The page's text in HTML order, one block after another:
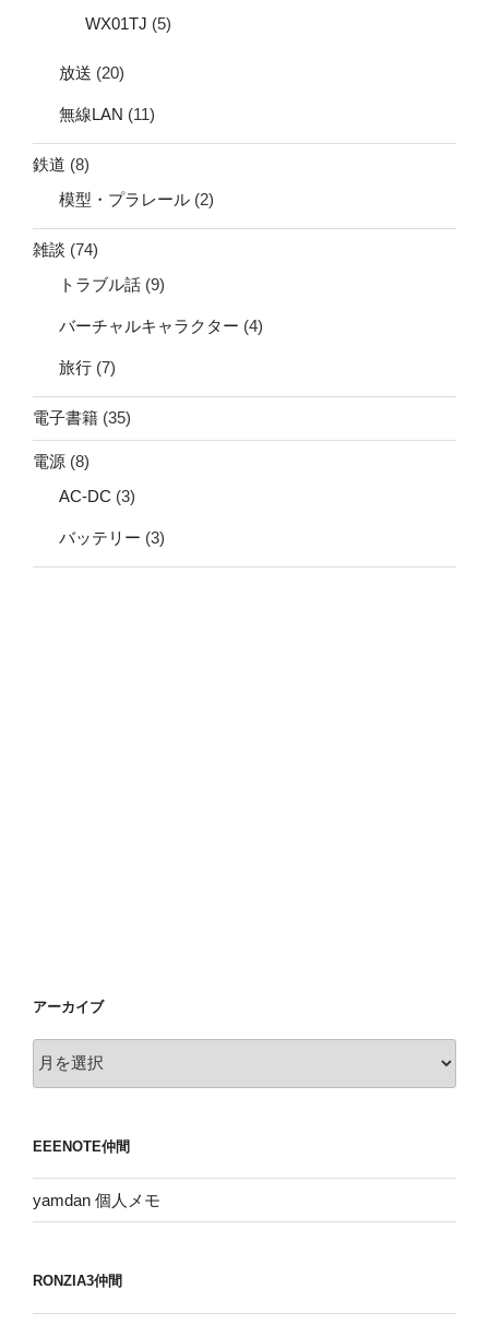
WX01TJ (5)
放送 (20)
無線LAN (11)
鉄道 (8)
模型・プラレール (2)
雑談 (74)
トラブル話 (9)
バーチャルキャラクター (4)
旅行 (7)
電子書籍 (35)
電源 (8)
AC-DC (3)
バッテリー (3)
アーカイブ
ー
ブ
EEENOTE仲間
yamdan 個人メモ
RONZIA3仲間